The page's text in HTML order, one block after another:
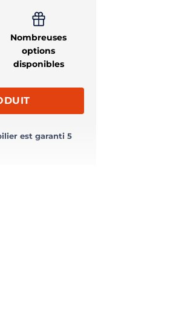
Nombreuses
options
disponibles
est garanti 5